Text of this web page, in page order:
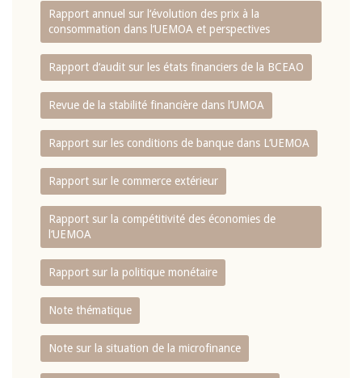
Rapport annuel sur l‘évolution des prix à la
consommation dans l‘UEMOA et perspectives
Rapport d‘audit sur les états financiers de la BCEAO
Revue de la stabilité financière dans l‘UMOA
Rapport sur les conditions de banque dans L‘UEMOA
Rapport sur le commerce extérieur
Rapport sur la compétitivité des économies de
l‘UEMOA
Rapport sur la politique monétaire
Note thématique
Note sur la situation de la microfinance